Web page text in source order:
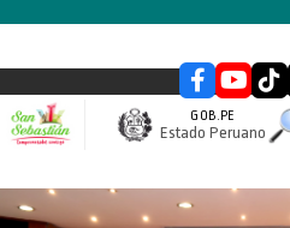
GOB.PE
Estado Peruano